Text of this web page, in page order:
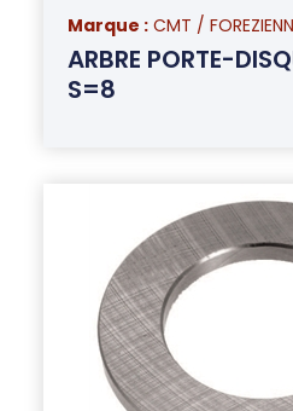
Marque : CMT /
ARBRE PORTE-
S=8